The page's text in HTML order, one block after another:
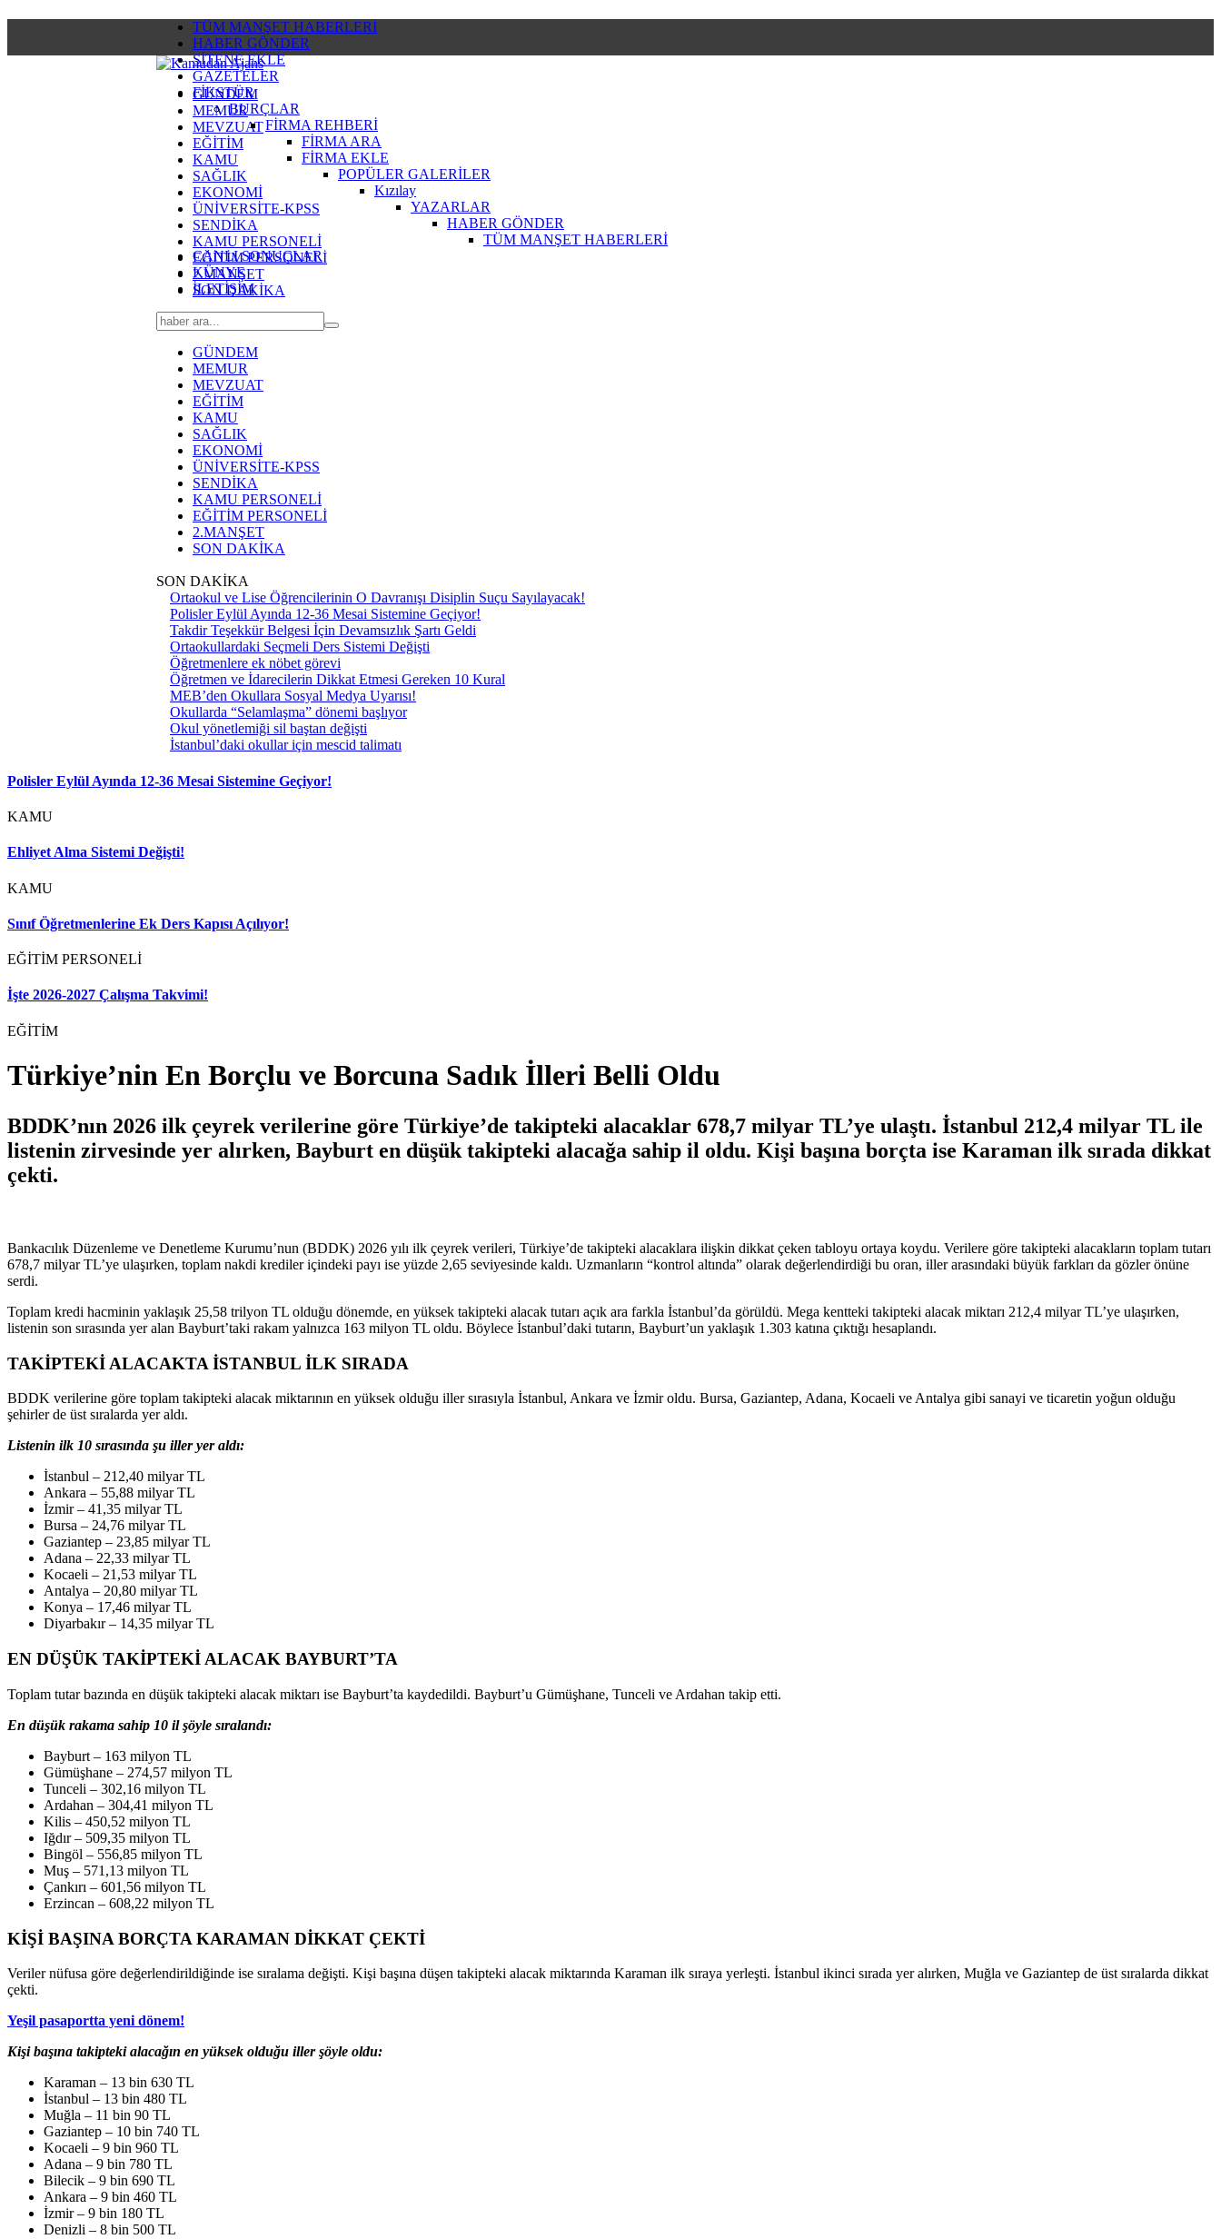
TÜM MANŞET HABERLERİ
HABER GÖNDER
SİTENE EKLE
GAZETELER
FİKSTÜR
BURÇLAR
FİRMA REHBERİ
FİRMA ARA
FİRMA EKLE
POPÜLER GALERİLER
Kızılay
YAZARLAR
HABER GÖNDER
TÜM MANŞET HABERLERİ
CANLI SONUÇLAR
KÜNYE
İLETİŞİM
GÜNDEM
MEMUR
MEVZUAT
EĞİTİM
KAMU
SAĞLIK
EKONOMİ
ÜNİVERSİTE-KPSS
SENDİKA
KAMU PERSONELİ
EĞİTİM PERSONELİ
2.MANŞET
SON DAKİKA
GÜNDEM
MEMUR
MEVZUAT
EĞİTİM
KAMU
SAĞLIK
EKONOMİ
ÜNİVERSİTE-KPSS
SENDİKA
KAMU PERSONELİ
EĞİTİM PERSONELİ
2.MANŞET
SON DAKİKA
SON DAKİKA
Ortaokul ve Lise Öğrencilerinin O Davranışı Disiplin Suçu Sayılayacak!
Polisler Eylül Ayında 12-36 Mesai Sistemine Geçiyor!
Takdir Teşekkür Belgesi İçin Devamsızlık Şartı Geldi
Ortaokullardaki Seçmeli Ders Sistemi Değişti
Öğretmenlere ek nöbet görevi
Öğretmen ve İdarecilerin Dikkat Etmesi Gereken 10 Kural
MEB’den Okullara Sosyal Medya Uyarısı!
Okullarda “Selamlaşma” dönemi başlıyor
Okul yönetlemiği sil baştan değişti
İstanbul’daki okullar için mescid talimatı
Polisler Eylül Ayında 12-36 Mesai Sistemine Geçiyor!
KAMU
Ehliyet Alma Sistemi Değişti!
KAMU
Sınıf Öğretmenlerine Ek Ders Kapısı Açılıyor!
EĞİTİM PERSONELİ
İşte 2026-2027 Çalışma Takvimi!
EĞİTİM
Türkiye’nin En Borçlu ve Borcuna Sadık İlleri Belli Oldu
BDDK’nın 2026 ilk çeyrek verilerine göre Türkiye’de takipteki alacaklar 678,7 milyar TL’ye ulaştı. İstanbul 212,4 milyar TL ile
listenin zirvesinde yer alırken, Bayburt en düşük takipteki alacağa sahip il oldu. Kişi başına borçta ise Karaman ilk sırada dikkat
çekti.
Bankacılık Düzenleme ve Denetleme Kurumu’nun (BDDK) 2026 yılı ilk çeyrek verileri, Türkiye’de takipteki alacaklara ilişkin dikkat çeken tabloyu ortaya koydu. Verilere göre takipteki alacakların toplam tutarı
678,7 milyar TL’ye ulaşırken, toplam nakdi krediler içindeki payı ise yüzde 2,65 seviyesinde kaldı. Uzmanların “kontrol altında” olarak değerlendirdiği bu oran, iller arasındaki büyük farkları da gözler önüne
serdi.
Toplam kredi hacminin yaklaşık 25,58 trilyon TL olduğu dönemde, en yüksek takipteki alacak tutarı açık ara farkla İstanbul’da görüldü. Mega kentteki takipteki alacak miktarı 212,4 milyar TL’ye ulaşırken,
listenin son sırasında yer alan Bayburt’taki rakam yalnızca 163 milyon TL oldu. Böylece İstanbul’daki tutarın, Bayburt’un yaklaşık 1.303 katına çıktığı hesaplandı.
TAKİPTEKİ ALACAKTA İSTANBUL İLK SIRADA
BDDK verilerine göre toplam takipteki alacak miktarının en yüksek olduğu iller sırasıyla İstanbul, Ankara ve İzmir oldu. Bursa, Gaziantep, Adana, Kocaeli ve Antalya gibi sanayi ve ticaretin yoğun olduğu
şehirler de üst sıralarda yer aldı.
Listenin ilk 10 sırasında şu iller yer aldı:
İstanbul – 212,40 milyar TL
Ankara – 55,88 milyar TL
İzmir – 41,35 milyar TL
Bursa – 24,76 milyar TL
Gaziantep – 23,85 milyar TL
Adana – 22,33 milyar TL
Kocaeli – 21,53 milyar TL
Antalya – 20,80 milyar TL
Konya – 17,46 milyar TL
Diyarbakır – 14,35 milyar TL
EN DÜŞÜK TAKİPTEKİ ALACAK BAYBURT’TA
Toplam tutar bazında en düşük takipteki alacak miktarı ise Bayburt’ta kaydedildi. Bayburt’u Gümüşhane, Tunceli ve Ardahan takip etti.
En düşük rakama sahip 10 il şöyle sıralandı:
Bayburt – 163 milyon TL
Gümüşhane – 274,57 milyon TL
Tunceli – 302,16 milyon TL
Ardahan – 304,41 milyon TL
Kilis – 450,52 milyon TL
Iğdır – 509,35 milyon TL
Bingöl – 556,85 milyon TL
Muş – 571,13 milyon TL
Çankırı – 601,56 milyon TL
Erzincan – 608,22 milyon TL
KİŞİ BAŞINA BORÇTA KARAMAN DİKKAT ÇEKTİ
Veriler nüfusa göre değerlendirildiğinde ise sıralama değişti. Kişi başına düşen takipteki alacak miktarında Karaman ilk sıraya yerleşti. İstanbul ikinci sırada yer alırken, Muğla ve Gaziantep de üst sıralarda dikkat
çekti.
Yeşil pasaportta yeni dönem!
Kişi başına takipteki alacağın en yüksek olduğu iller şöyle oldu:
Karaman – 13 bin 630 TL
İstanbul – 13 bin 480 TL
Muğla – 11 bin 90 TL
Gaziantep – 10 bin 740 TL
Kocaeli – 9 bin 960 TL
Adana – 9 bin 780 TL
Bilecik – 9 bin 690 TL
Ankara – 9 bin 460 TL
İzmir – 9 bin 180 TL
Denizli – 8 bin 500 TL